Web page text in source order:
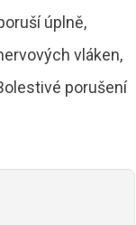
úplně,
vláken,
porušení